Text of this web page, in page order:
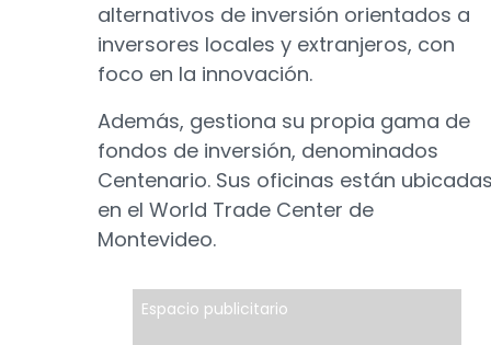
alternativos de inversión orientados a
inversores locales y extranjeros, con
foco en la innovación.
Además, gestiona su propia gama de
fondos de inversión, denominados
Centenario. Sus oficinas están
en el World Trade Center de
Montevideo.
Espacio publicitario